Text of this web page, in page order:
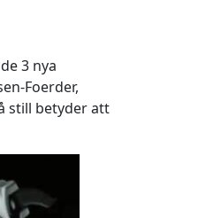
3 nya
Foerder,
still betyder att